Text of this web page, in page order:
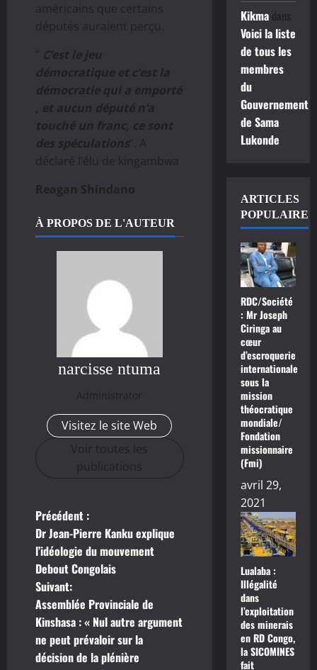
américains que certains
députés auraient perçu.
” C’est le jeu
démocratique et c’est la
démocratie qui a emporté
, et aucun député n’a
touché un franc, ce sont
des spéculations“. A
déclaré l’élu de kingambwa
Reagan Shindano
À PROPOS DE L'AUTEUR
narcisse ntuma
Administrator
Visitez le site Web
Voir toutes les
publications
N
a
v
i
g
Précédent :
Dr Jean-Pierre Kanku explique
l’idéologie du mouvement
Debout Congolais
Suivant:
Assemblée Provinciale de
Kinshasa : « Nul autre argument
ne peut prévaloir sur la
décision de la plénière
Kikmadans
Voici la liste
de tous les
membres
du
Gouvernement
de Sama
Lukonde
ARTICLES
POPULAIRE
RDC/Société
: Mr Joseph
Ciringa au
cœur
d’escroquerie
internationale
sous la
mission
théocratique
mondiale/
Fondation
missionnaire
(Fmi)
avril 29,
2021
Lualaba :
Illégalité
dans
l’exploitation
des minerais
en RD Congo,
la SICOMINES
fait